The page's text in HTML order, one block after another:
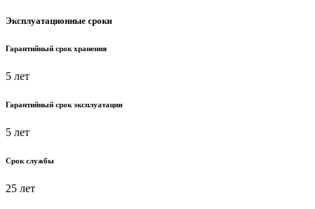
Эксплуатационные сроки
Гарантийный срок хранения
5 лет
Гарантийный срок эксплуатации
5 лет
Срок службы
25 лет